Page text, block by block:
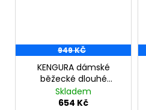
949 KČ
KENGURA dámské
běžecké dlouhé
elasťáky černá
Skladem
654 Kč